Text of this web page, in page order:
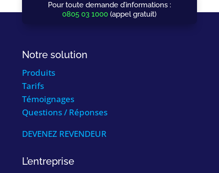
Pour toute demande d’informations :
0805 03 1000 (appel gratuit)
Notre solution
Produits
Tarifs
Témoignages
Questions / Réponses
DEVENEZ REVENDEUR
L’entreprise